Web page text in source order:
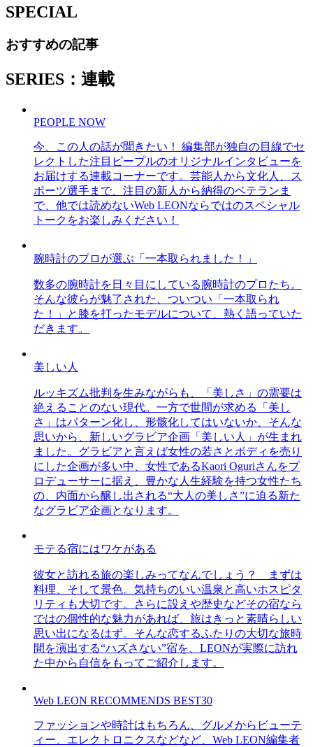
SPECIAL
おすすめの記事
SERIES：連載
PEOPLE NOW
今、この人の話が聞きたい！ 編集部が独自の目線でセ
レクトした注目ピープルのオリジナルインタビューを
お届けする連載コーナーです。芸能人から文化人、ス
ポーツ選手まで、注目の新人から納得のベテランま
で、他では読めないWeb LEONならではのスペシャル
トークをお楽しみください！
腕時計のプロが選ぶ「一本取られました！」
数多の腕時計を日々目にしている腕時計のプロたち。
そんな彼らが魅了された、ついつい「一本取られ
た！」と膝を打ったモデルについて、熱く語っていた
だきます。
美しい人
ルッキズム批判を生みながらも、「美しさ」の需要は
絶えることのない現代。一方で世間が求める「美し
さ」はパターン化し、形骸化してはいないか、そんな
思いから、新しいグラビア企画「美しい人」が生まれ
ました。グラビアと言えば女性の若さとボディを売り
にした企画が多い中、女性であるKaori Oguriさんをプ
ロデューサーに据え、豊かな人生経験を持つ女性たち
の、内面から醸し出される“大人の美しさ”に迫る新た
なグラビア企画となります。
モテる宿にはワケがある
彼女と訪れる旅の楽しみってなんでしょう？ まずは
料理、そして景色。気持ちのいい温泉と高いホスピタ
リティも大切です。さらに設えや歴史などその宿なら
ではの個性的な魅力があれば、旅はきっと素晴らしい
思い出になるはず。そんな恋するふたりの大切な旅時
間を演出する“ハズさない”宿を、LEONが実際に訪れ
た中から自信をもってご紹介します。
Web LEON RECOMMENDS BEST30
ファッションや時計はもちろん、グルメからビューテ
ィー、エレクトロニクスなどなど、Web LEON編集者